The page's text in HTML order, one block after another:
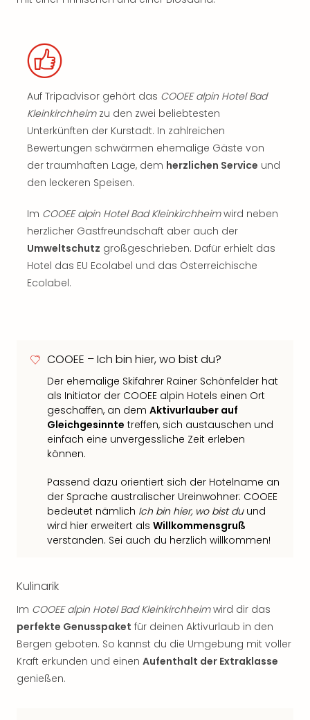
Auf Tripadvisor gehört das COOEE alpin Hotel Bad
Kleinkirchheimzu den zwei beliebtesten
Unterkünften der Kurstadt. In zahlreichen
Bewertungen schwärmen ehemalige Gäste von
der traumhaften Lage, dem herzlichen Service und
den leckeren Speisen.
Im COOEE alpin Hotel Bad Kleinkirchheimwird neben
herzlicher Gastfreundschaft aber auch der
Umweltschutz großgeschrieben. Dafür erhielt das
Hotel das EU Ecolabel und das Österreichische
Ecolabel.
COOEE – Ich bin hier, wo bist du?
Der ehemalige Skifahrer Rainer Schönfelder hat
als Initiator der COOEE alpin Hotels einen Ort
geschaffen, an dem Aktivurlauber auf
Gleichgesinnte treffen, sich austauschen und
einfach eine unvergessliche Zeit erleben
können.
Passend dazu orientiert sich der Hotelname an
der Sprache australischer Ureinwohner: COOEE
bedeutet nämlich Ich bin hier, wo bist duund
wird hier erweitert als Willkommensgruß
verstanden. Sei auch du herzlich willkommen!
Kulinarik
Im COOEE alpin Hotel Bad Kleinkirchheimwird dir das
perfekte Genusspaket für deinen Aktivurlaub in den
Bergen geboten. So kannst du die Umgebung mit voller
Kraft erkunden und einen Aufenthalt der Extraklasse
genießen.